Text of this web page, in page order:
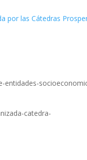
por las Cátedras
entidades-
catedra-